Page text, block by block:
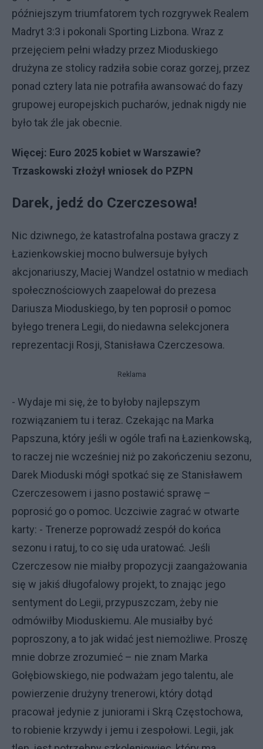
późniejszym triumfatorem tych rozgrywek Realem
Madryt 3:3 i pokonali Sporting Lizbona. Wraz z
przejęciem pełni władzy przez Mioduskiego
drużyna ze stolicy radziła sobie coraz gorzej, przez
ponad cztery lata nie potrafiła awansować do fazy
grupowej europejskich pucharów, jednak nigdy nie
było tak źle jak obecnie.
Więcej: Euro 2025 kobiet w Warszawie?
Trzaskowski złożył wniosek do PZPN
Darek, jedź do Czerczesowa!
Nic dziwnego, że katastrofalna postawa graczy z
Łazienkowskiej mocno bulwersuje byłych
akcjonariuszy, Maciej Wandzel ostatnio w mediach
społecznościowych zaapelował do prezesa
Dariusza Mioduskiego, by ten poprosił o pomoc
byłego trenera Legii, do niedawna selekcjonera
reprezentacji Rosji, Stanisława Czerczesowa.
Reklama
- Wydaje mi się, że to byłoby najlepszym
rozwiązaniem tu i teraz. Czekając na Marka
Papszuna, który jeśli w ogóle trafi na Łazienkowską,
to raczej nie wcześniej niż po zakończeniu sezonu,
Darek Mioduski mógł spotkać się ze Stanisławem
Czerczesowem i jasno postawić sprawę –
poprosić go o pomoc. Uczciwie zagrać w otwarte
karty: - Trenerze poprowadź zespół do końca
sezonu i ratuj, to co się uda uratować. Jeśli
Czerczesow nie miałby propozycji zaangażowania
się w jakiś długofalowy projekt, to znając jego
sentyment do Legii, przypuszczam, żeby nie
odmówiłby Mioduskiemu. Ale musiałby być
poproszony, a to jak widać jest niemożliwe. Proszę
mnie dobrze zrozumieć – nie znam Marka
Gołębiowskiego, nie podważam jego talentu, ale
powierzenie drużyny trenerowi, który dotąd
pracował jedynie z juniorami i Skrą Częstochowa,
to robienie krzywdy i jemu i zespołowi. Legii, jak